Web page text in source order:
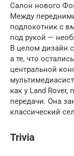
Салон нового
Между
подлокотник с
под рукой —
В целом дизайн
а те, что
центральной
как у Land
передачи. Она
классический
Trivia